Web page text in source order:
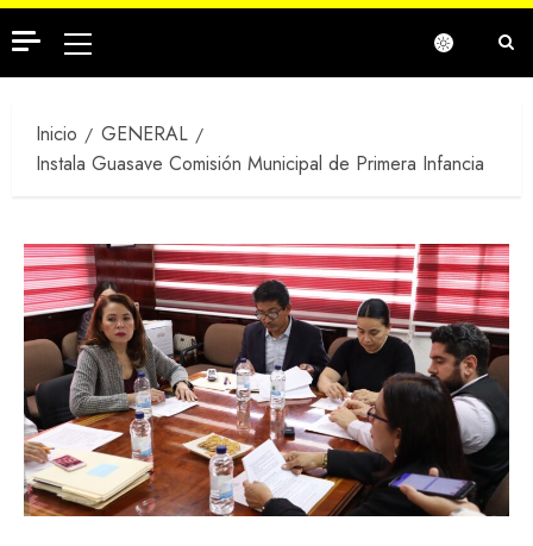
Menú
principal
Inicio
GENERAL
Instala Guasave Comisión Municipal de Primera Infancia